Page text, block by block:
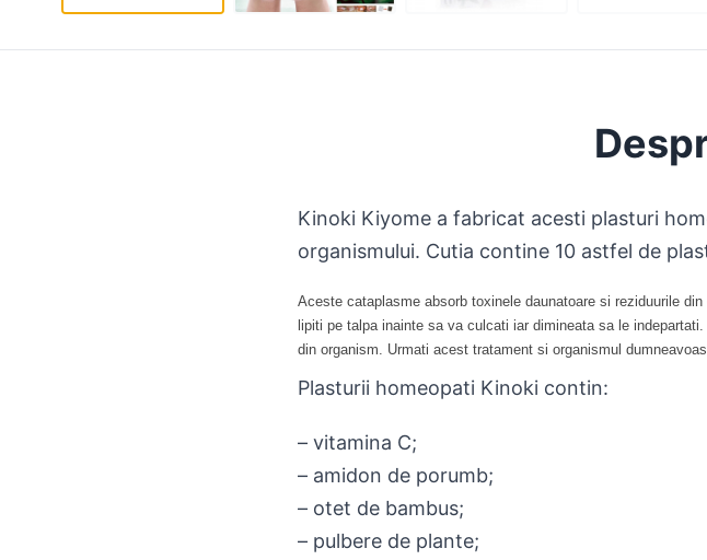
Kinoki Kiyome a fabricat acesti plasturi
organismului. Cutia contine 10 astfel de
Aceste cataplasme absorb toxinele daunatoare si reziduurile
lipiti pe talpa inainte sa va culcati iar dimineata sa le
din organism. Urmati acest tratament si organismul
Plasturii homeopati Kinoki contin:
– vitamina C;
– amidon de porumb;
– otet de bambus;
– pulbere de plante;